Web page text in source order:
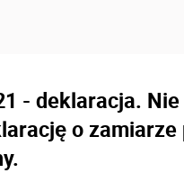
- deklaracja.
o